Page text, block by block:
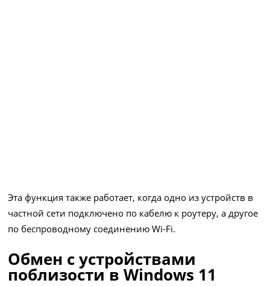
Эта функция также работает, когда одно из устройств в
частной сети подключено по кабелю к роутеру, а другое
по беспроводному соединению Wi-Fi.
Обмен с устройствами
поблизости в Windows 11